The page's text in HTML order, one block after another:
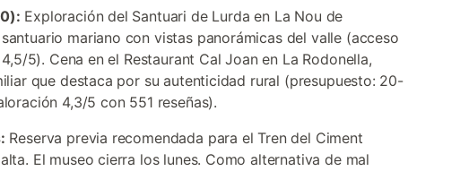
Exploración del Santuari de Lurda en La Nou de
mariano con vistas panorámicas del valle (acceso
5). Cena en el Restaurant Cal Joan en La Rodonella,
que destaca por su autenticidad rural (presupuesto: 20-
4,3/5 con 551 reseñas).
Reserva previa recomendada para el Tren del Ciment
El museo cierra los lunes. Como alternativa de mal